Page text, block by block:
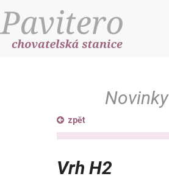
Novinky
zpět
Vrh H2